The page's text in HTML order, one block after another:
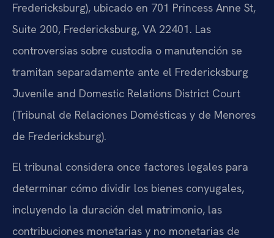
Fredericksburg), ubicado en 701 Princess Anne St,
Suite 200, Fredericksburg, VA 22401. Las
controversias sobre custodia o manutención se
tramitan separadamente ante el Fredericksburg
Juvenile and Domestic Relations District Court
(Tribunal de Relaciones Domésticas y de Menores
de Fredericksburg).
El tribunal considera once factores legales para
determinar cómo dividir los bienes conyugales,
incluyendo la duración del matrimonio, las
contribuciones monetarias y no monetarias de